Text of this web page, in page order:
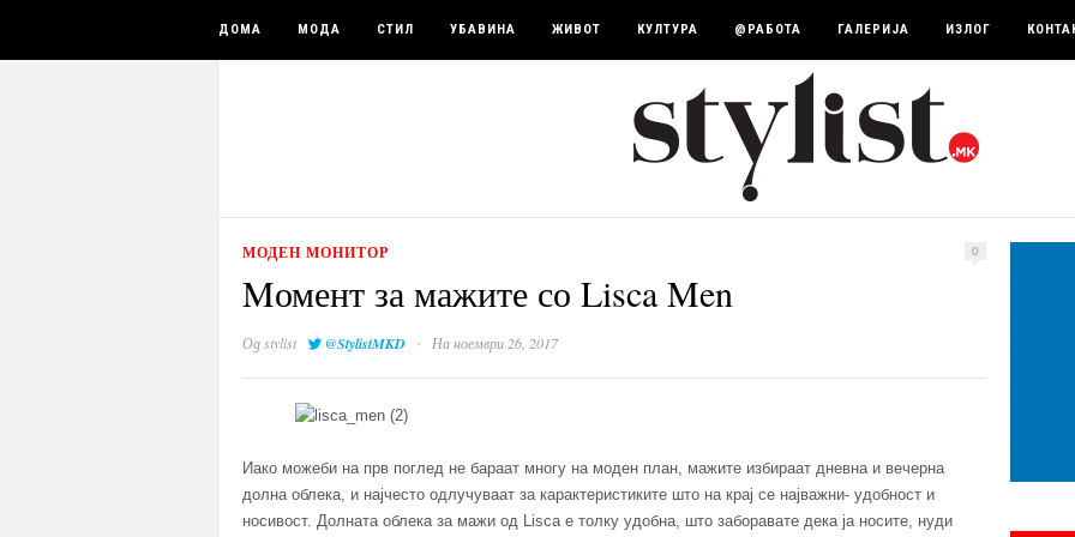
ДОМА МОДА СТИЛ УБАВИНА ЖИВОТ КУЛТУРА @РАБОТА ГАЛЕРИЈА ИЗЛОГ
МОДЕН МОНИТОР 0
Mомент за мажите со Lisca Men
Одstylist @StylistMKD · На ноември 26, 2017
Иако можеби на прв поглед не бараат многу на моден план, мажите избираат дневна и вечерна
долна облека, и најчесто одлучуваат за карактеристиките што на крај се најважни- удобност и
носивост. Долната облека за мажи од Lisca е толку удобна, што заборавате дека ја носите, нуди